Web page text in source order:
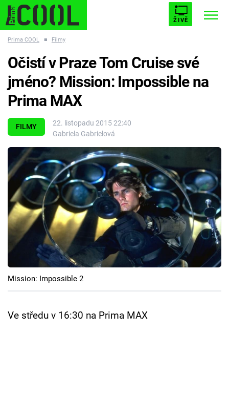
ŽIVĚ
ESCAPE PLNEJ KOTEL AVENGERS 5
Témata
Filmy
Seriály
Hry
Cool Esport
Pořady
TV Program
Sledujte prima+
Prima COOL ■ Filmy
FILMY
22. listopadu 2015 22:40
Gabriela Gabrielová
Očistí v Praze Tom Cruise své
jméno? Mission: Impossible na
Prima MAX
Mission: Impossible 2
Ve středu v 16:30 na Prima MAX